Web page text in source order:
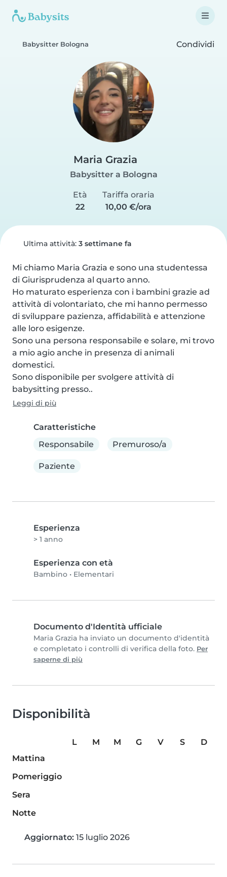
Babysitter Bologna Condividi
Maria Grazia
Babysitter a Bologna
Età
22
Tariffa oraria
10,00 €/ora
Ultima attività: 3 settimane fa
Mi chiamo Maria Grazia e sono una studentessa
di Giurisprudenza al quarto anno.
Ho maturato esperienza con i bambini grazie ad
attività di volontariato, che mi hanno permesso
di sviluppare pazienza, affidabilità e attenzione
alle loro esigenze.
Sono una persona responsabile e solare, mi trovo
a mio agio anche in presenza di animali
domestici.
Sono disponibile per svolgere attività di
babysitting presso..
Leggi di più
Caratteristiche
Responsabile
Premuroso/a
Paziente
Esperienza
> 1 anno
Esperienza con età
Bambino • Elementari
Documento d'Identità ufficiale
Maria Grazia ha inviato un documento d'identità
e completato i controlli di verifica della foto. Per
saperne di più
Disponibilità
L M M G V S
D
Mattina
Pomeriggio
Sera
Notte
Aggiornato: 15 luglio 2026